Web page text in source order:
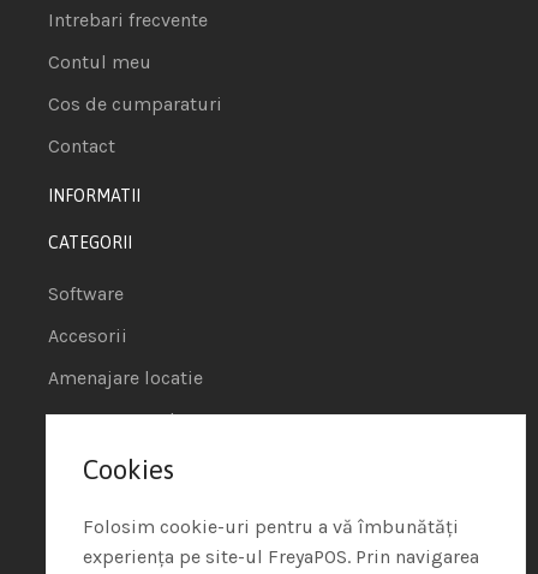
Intrebari frecvente
Contul meu
Cos de cumparaturi
Contact
INFORMATII
CATEGORII
Software
Accesorii
Amenajare locatie
POS - Puncte de vanzare
Termeni si conditii
Politica de Cookie
Protectia Datelor cu Caracter Personal
Cookies
Folosim cookie-uri pentru a vă îmbunătăți
experiența pe site-ul FreyaPOS. Prin navigarea